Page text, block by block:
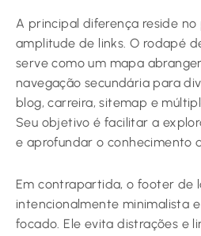
A principal diferença reside
amplitude de links. O rodapé
serve como um mapa
navegação secundária para
blog, carreira, sitemap e
Seu objetivo é facilitar a
e aprofundar o conhecimento
Em contrapartida, o footer de
intencionalmente minimalista
focado. Ele evita distrações e